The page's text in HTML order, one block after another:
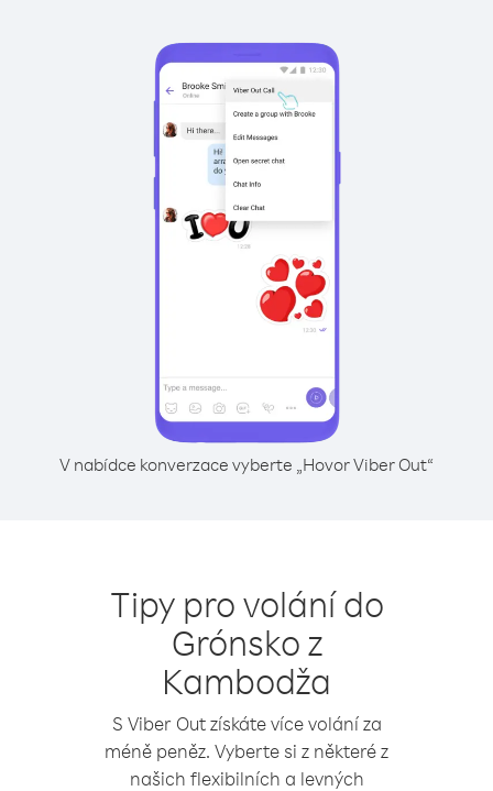
V nabídce konverzace vyberte „Hovor Viber Out“
Tipy pro volání do
Grónsko z
Kambodža
S Viber Out získáte více volání za
méně peněz. Vyberte si z některé z
našich flexibilních a levných